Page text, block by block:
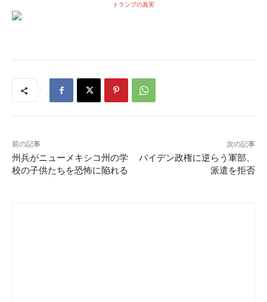
トランプの真実
前の記事
州兵がニューメキシコ州の学
校の子供たちを恐怖に陥れる
次の記事
バイデン政権に逆らう軍部、
派遣を拒否